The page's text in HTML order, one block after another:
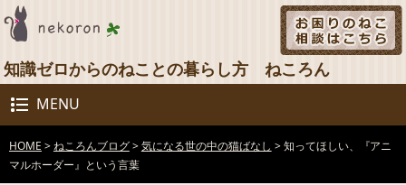
知識ゼロからのねことの暮らし方 ねころん
MENU
HOME >ねころんブログ>気になる世の中の猫ばなし >知ってほしい、『アニ
マルホーダー』という言葉